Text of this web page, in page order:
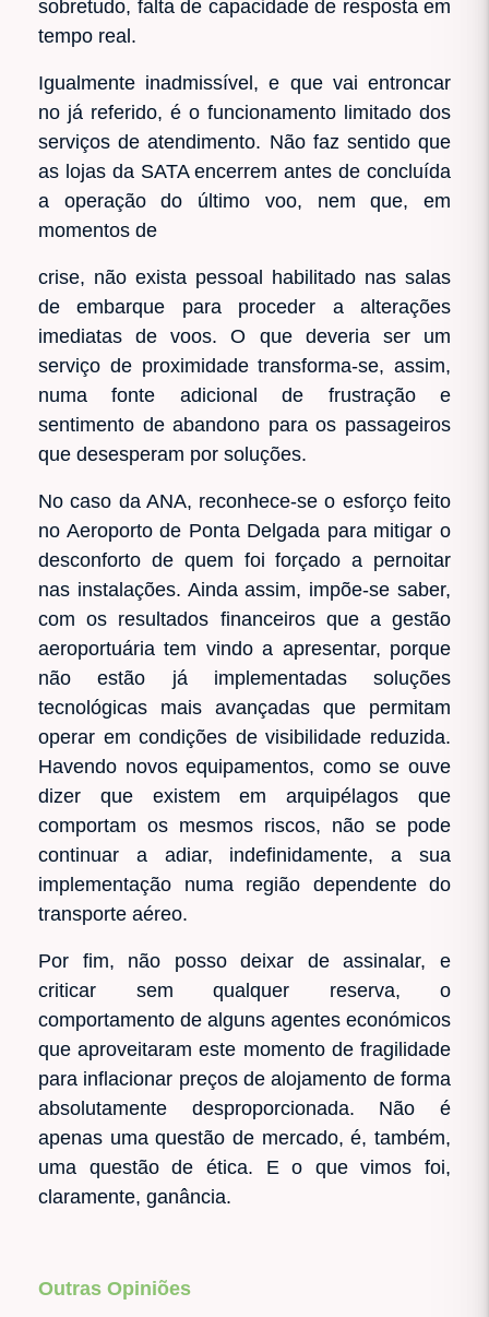
sobretudo, falta de capacidade de resposta em
tempo real.
Igualmente inadmissível, e que vai entroncar
no já referido, é o funcionamento limitado dos
serviços de atendimento. Não faz sentido que
as lojas da SATA encerrem antes de concluída
a operação do último voo, nem que, em
momentos de
crise, não exista pessoal habilitado nas salas
de embarque para proceder a alterações
imediatas de voos. O que deveria ser um
serviço de proximidade transforma-se, assim,
numa fonte adicional de frustração e
sentimento de abandono para os passageiros
que desesperam por soluções.
No caso da ANA, reconhece-se o esforço feito
no Aeroporto de Ponta Delgada para mitigar o
desconforto de quem foi forçado a pernoitar
nas instalações. Ainda assim, impõe-se saber,
com os resultados financeiros que a gestão
aeroportuária tem vindo a apresentar, porque
não estão já implementadas soluções
tecnológicas mais avançadas que permitam
operar em condições de visibilidade reduzida.
Havendo novos equipamentos, como se ouve
dizer que existem em arquipélagos que
comportam os mesmos riscos, não se pode
continuar a adiar, indefinidamente, a sua
implementação numa região dependente do
transporte aéreo.
Por fim, não posso deixar de assinalar, e
criticar sem qualquer reserva, o
comportamento de alguns agentes económicos
que aproveitaram este momento de fragilidade
para inflacionar preços de alojamento de forma
absolutamente desproporcionada. Não é
apenas uma questão de mercado, é, também,
uma questão de ética. E o que vimos foi,
claramente, ganância.
Outras Opiniões